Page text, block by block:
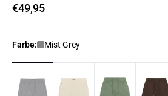
€49,95
Farbe: Mist Grey